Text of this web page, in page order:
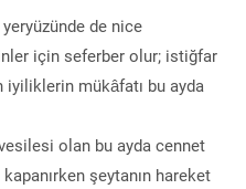
yeryüzünde de nice
için seferber olur; istiğfar
iyiliklerin mükâfatı bu ayda
olan bu ayda cennet
kapanırken şeytanın hareket